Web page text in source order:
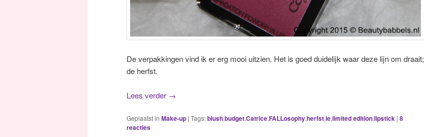
De verpakkingen vind ik er erg mooi uitzien. Het is goed duidelijk waar deze lijn om draait;
de herfst.
Lees verder →
Geplaatst in Make-up | Tags:blush,budget,Catrice,FALLosophy,herfst,le,limited edition,lipstick | 8
reacties